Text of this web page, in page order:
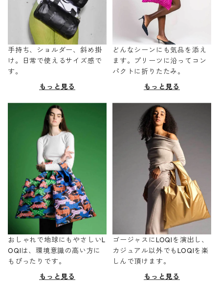
手持ち、ショルダー、斜め掛
け。日常で使えるサイズ感で
す。
もっと見る
どんなシーンにも気品を添え
ます。プリーツに沿ってコン
パクトに折りたたみ。
もっと見る
おしゃれで地球にもやさしいL
OQIは、環境意識の高い方に
もぴったりです。
もっと見る
ゴージャスにLOQIを演出し、
カジュアル以外でもLOQIを楽
しんで頂けます。
もっと見る